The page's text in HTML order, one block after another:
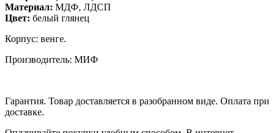
Материал: МДФ, ЛДСП
Цвет: белый глянец
Корпус: венге.
Производитель: МИФ
Гарантия. Товар доставляется в разобранном виде. Оплата при
доставке.